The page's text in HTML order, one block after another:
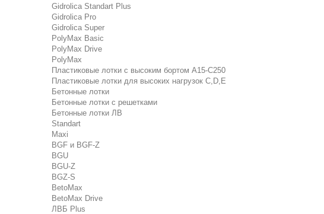
Gidrolica Standart Plus
Gidrolica Pro
Gidrolica Super
PolyMax Basic
PolyMax Drive
PolyMax
Пластиковые лотки с высоким бортом А15-C250
Пластиковые лотки для высоких нагрузок C,D,E
Бетонные лотки
Бетонные лотки с решетками
Бетонные лотки ЛВ
Standart
Maxi
BGF и BGF-Z
BGU
BGU-Z
BGZ-S
BetoMax
BetoMax Drive
ЛВБ Plus